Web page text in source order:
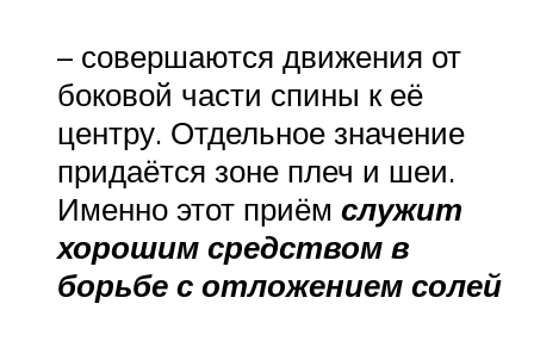
– совершаются движения от
боковой части спины к её
центру. Отдельное значение
придаётся зоне плеч и шеи.
Именно этот приём служит
хорошим средством в
борьбе с отложением солей